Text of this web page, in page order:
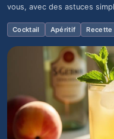
vous, avec des astuces
Cocktail Apéritif Recette